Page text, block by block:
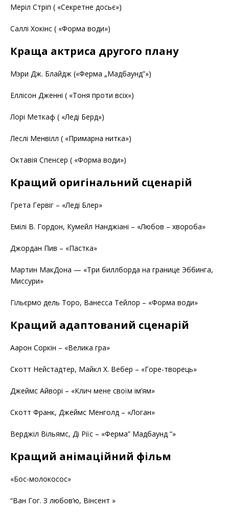
Меріл Стріп ( «Секретне досьє»)
Саллі Хокінс ( «Форма води»)
Краща актриса другого плану
Мэри Дж. Блайдж («Ферма „Мадбаунд”»)
Еллісон Дженні ( «Тоня проти всіх»)
Лорі Меткаф ( «Леді Берд»)
Леслі Менвілл ( «Примарна нитка»)
Октавія Спенсер ( «Форма води»)
Кращий оригінальний сценарій
Грета Гервіг – «Леді Блер»
Емілі В. Гордон, Кумейл Нанджіані – «Любов – хвороба»
Джордан Пив – «Пастка»
Мартин МакДона — «Три биллборда на границе Эббинга,
Миссури»
Гільєрмо дель Торо, Ванесса Тейлор – «Форма води»
Кращий адаптований сценарій
Аарон Соркін – «Велика гра»
Скотт Нейстадтер, Майкл Х. Вебер – «Горе-творець»
Джеймс Айворі – «Клич мене своїм ім’ям»
Скотт Франк, Джеймс Менголд – «Логан»
Верджіл Вільямс, Ді Ріїс – «Ферма” Мадбаунд “»
Кращий анімаційний фільм
«Бос-молокосос»
“Ван Гог. З любов’ю, Вінсент »